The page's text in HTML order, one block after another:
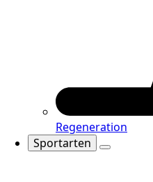
Regeneration
Sportarten